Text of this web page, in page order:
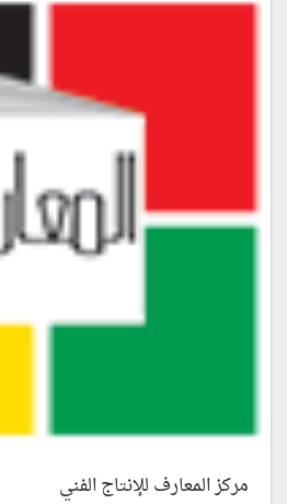
مركز المعارف للإنتاج الفني